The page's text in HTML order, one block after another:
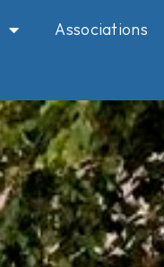
Associations